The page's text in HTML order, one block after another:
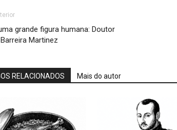
grande figura humana: Doutor
Martinez
RELACIONADOS Mais do autor